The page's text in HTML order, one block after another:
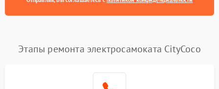
Этапы ремонта электросамоката CityCoco